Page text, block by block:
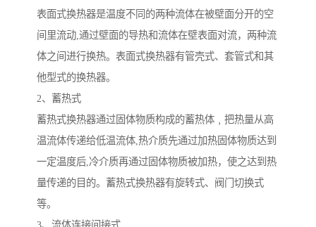
表面式换热器是温度不同的两种流体在被壁面分开的空
间里流动,通过壁面的导热和流体在壁表面对流，两种流
体之间进行换热。表面式换热器有管壳式、套管式和其
他型式的换热器。
2、蓄热式
蓄热式换热器通过固体物质构成的蓄热体﹐把热量从高
温流体传递给低温流体,热介质先通过加热固体物质达到
一定温度后,冷介质再通过固体物质被加热，使之达到热
量传递的目的。蓄热式换热器有旋转式、阀门切换式
等。